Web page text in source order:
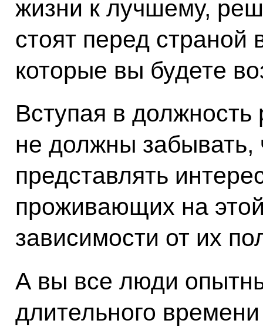
жизни к лучшему,
стоят перед
которые вы будете
Вступая в должность
не должны забывать,
представлять
проживающих на
зависимости от их
А вы все люди
длительного